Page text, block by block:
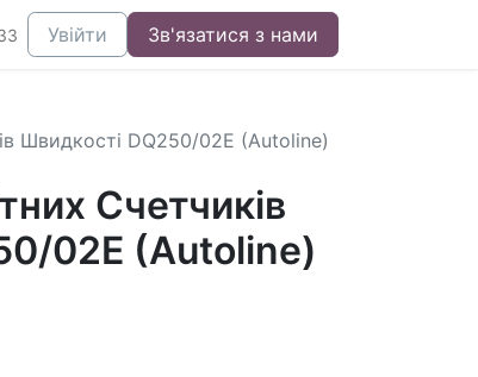
Увійти Зв'язатися з нами
Швидкості DQ250/02E (Autoline)
Счетчиків
02E (Autoline)